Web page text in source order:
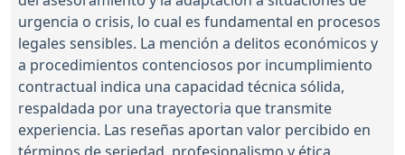
urgencia o crisis, lo cual es fundamental en procesos
legales sensibles. La mención a delitos económicos y
a procedimientos contenciosos por incumplimiento
contractual indica una capacidad técnica sólida,
respaldada por una trayectoria que transmite
experiencia. Las reseñas aportan valor percibido en